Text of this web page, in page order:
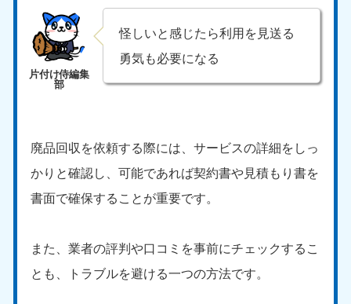
怪しいと感じたら利用を見送る
勇気も必要になる
廃品回収を依頼する際には、サービスの詳細をしっ
かりと確認し、可能であれば契約書や見積もり書を
書面で確保することが重要です。
また、業者の評判や口コミを事前にチェックするこ
とも、トラブルを避ける一つの方法です。
群馬県
050-1881-5267
9:00〜19:00 年中無休
9:00〜19:00 年中無休 9:00〜19:00 年中無休
静岡県
050-1881-5256
9:00〜19:00 年中無休
長野県
050-1881-5260
9:00〜19:00 年中無休
福井県
050-1881-5258
9:00〜19:00 年中無休
石川県
050-1881-5261
9:00〜19:00 年中無休